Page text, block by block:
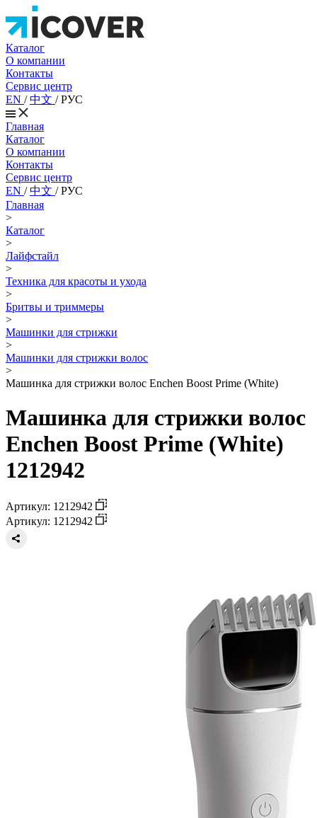
Каталог
О компании
Контакты
Сервис центр
EN /中文 /РУС
Главная
Каталог
О компании
Контакты
Сервис центр
EN /中文 /РУС
Главная
>
Каталог
>
Лайфстайл
>
Техника для красоты и ухода
>
Бритвы и триммеры
>
Машинки для стрижки
>
Машинки для стрижки волос
>
Машинка для стрижки волос Enchen Boost Prime (White)
Машинка для стрижки волос
Enchen Boost Prime (White)
1212942
Артикул: 1212942
Артикул: 1212942